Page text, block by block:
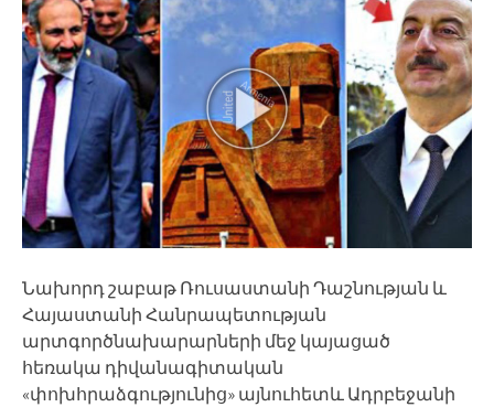
Նախորդ շաբաթ Ռուսաստանի Դաշնության և
Հայաստանի Հանրապետության
արտգործնախարարների մեջ կայացած
հեռակա դիվանագիտական
«փոխհրաձգությունից» այնուհետև Ադրբեջանի